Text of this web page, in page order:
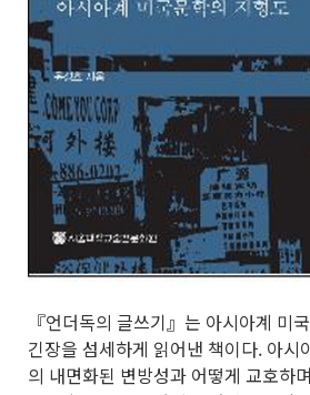
『언더독의 글쓰기』는 아시아계 미
긴장을 섬세하게 읽어낸 책이다. 아시
의 내면화된 변방성과 어떻게 교호하